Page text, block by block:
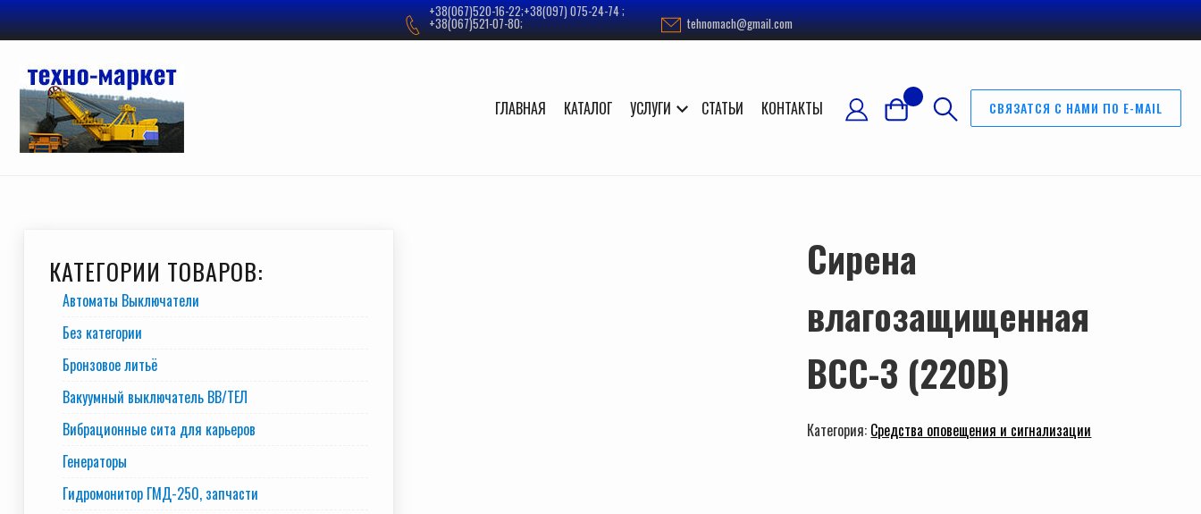
Перейти
к
содержимому
+38(067)520-16-22;+38(097) 075-24-74 ;
+38(067)521-07-80; tehnomach@gmail.com
ГЛАВНАЯ КАТАЛОГ УСЛУГИ СТАТЬИ КОНТАКТЫ СВЯЗАТСЯ С НАМИ ПО E-MAIL
Сирена
влагозащищенная
ВСС-3 (220В)
Категория: Средства оповещения и сигнализации
КАТЕГОРИИ ТОВАРОВ:
Автоматы Выключатели
Без категории
Бронзовое литьё
Вакуумный выключатель BB/TEЛ
Вибрационные сита для карьеров
Генераторы
Гидромонитор ГМД-250, запчасти